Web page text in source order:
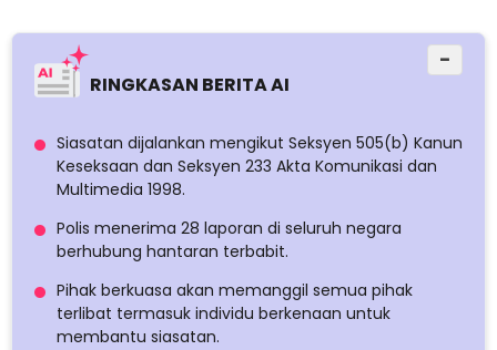
RINGKASAN BERITA AI
−
Siasatan dijalankan mengikut Seksyen 505(b) Kanun
Keseksaan dan Seksyen 233 Akta Komunikasi dan
Multimedia 1998.
Polis menerima 28 laporan di seluruh negara
berhubung hantaran terbabit.
Pihak berkuasa akan memanggil semua pihak
terlibat termasuk individu berkenaan untuk
membantu siasatan.